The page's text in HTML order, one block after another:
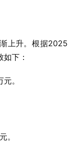
上升。​根据2025
下：
。
。​